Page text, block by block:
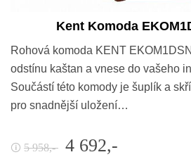
Kent Komoda
Rohová komoda KENT
odstínu kaštan a vnese do vašeho
Součástí této komody je šuplík a
pro snadnější uložení…
🛈 5 958,- 4 692,-